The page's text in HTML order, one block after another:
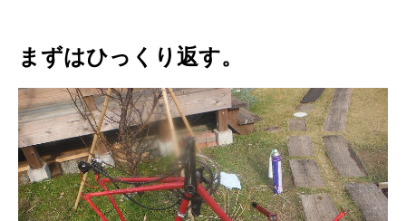
まずはひっくり返す。